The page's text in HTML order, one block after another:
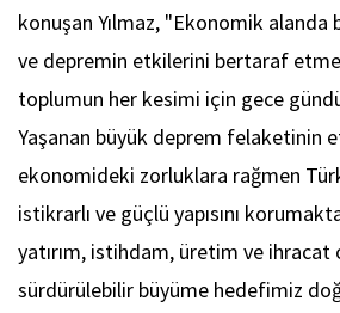
konuşan Yılmaz, "Ekonomik
ve depremin etkilerini bertaraf
toplumun her kesimi için gece
Yaşanan büyük deprem felaketinin
ekonomideki zorluklara rağmen
istikrarlı ve güçlü yapısını
yatırım, istihdam, üretim ve ihracat
sürdürülebilir büyüme hedefimiz